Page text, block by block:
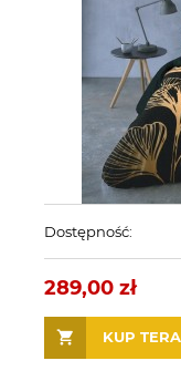
Dostępność:
289,00 zł
KUP